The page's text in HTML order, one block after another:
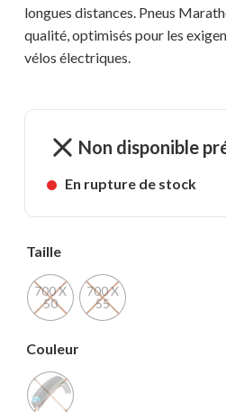
longues distances. Pneus
qualité, optimisés pour les
vélos électriques.
Non disponible
En rupture de stock
Taille
700 X
50
700 X
55
Couleur